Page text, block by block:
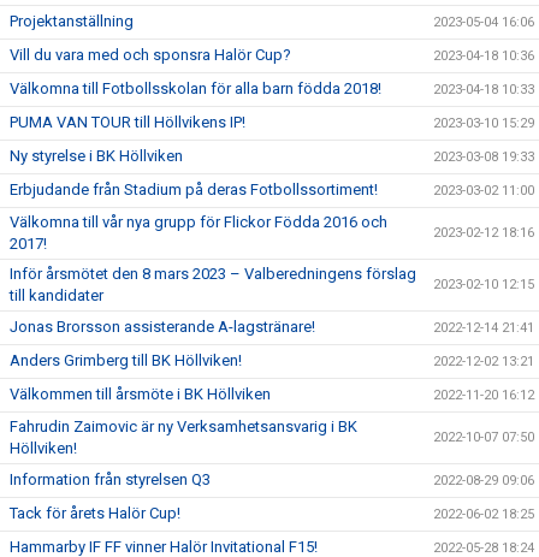
Projektanställning 2023-05-04 16:06
Vill du vara med och sponsra Halör Cup? 2023-04-18 10:36
Välkomna till Fotbollsskolan för alla barn födda 2018! 2023-04-18 10:33
PUMA VAN TOUR till Höllvikens IP! 2023-03-10 15:29
Ny styrelse i BK Höllviken 2023-03-08 19:33
Erbjudande från Stadium på deras Fotbollssortiment! 2023-03-02 11:00
Välkomna till vår nya grupp för Flickor Födda 2016 och
2017!
2023-02-12 18:16
Inför årsmötet den 8 mars 2023 – Valberedningens förslag
till kandidater
2023-02-10 12:15
Jonas Brorsson assisterande A-lagstränare! 2022-12-14 21:41
Anders Grimberg till BK Höllviken! 2022-12-02 13:21
Välkommen till årsmöte i BK Höllviken 2022-11-20 16:12
Fahrudin Zaimovic är ny Verksamhetsansvarig i BK
Höllviken!
2022-10-07 07:50
Information från styrelsen Q3 2022-08-29 09:06
Tack för årets Halör Cup! 2022-06-02 18:25
Hammarby IF FF vinner Halör Invitational F15! 2022-05-28 18:24